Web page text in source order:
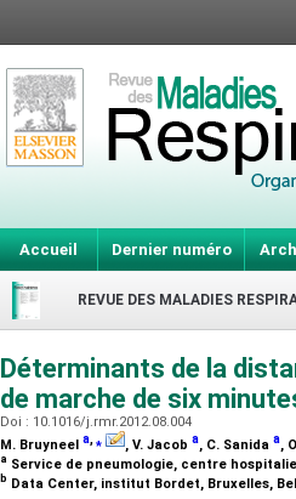
Accueil Dernier numéro
REVUE DES MALADIES
Déterminants de la
de marche de six
Doi : 10.1016/j.rmr.2012.08.004
M. Bruyneel a,⁎ , V. Jacob a, C. Sanida a,
a Service de pneumologie, centre
b Data Center, institut Bordet, Bruxelles,